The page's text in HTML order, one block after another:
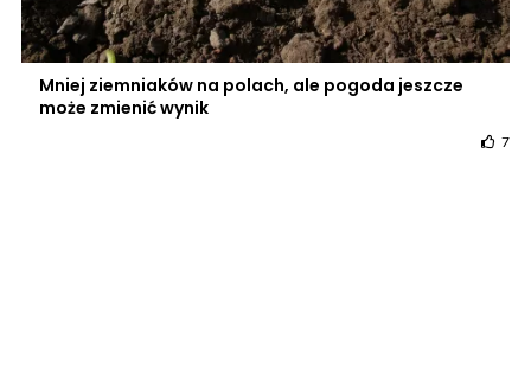
Mniej ziemniaków na polach, ale pogoda jeszcze
może zmienić wynik
7